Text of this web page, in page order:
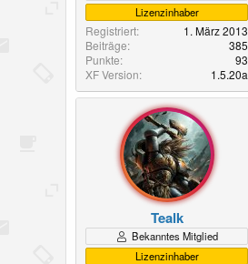
Lizenzinhaber
Registriert
1. März 2013
Beiträge
385
Punkte
93
XF Version
1.5.20a
Tealk
Bekanntes Mitglied
Lizenzinhaber